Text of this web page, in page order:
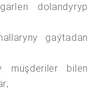
dolandyryp
gaýtadan
müşderiler bilen